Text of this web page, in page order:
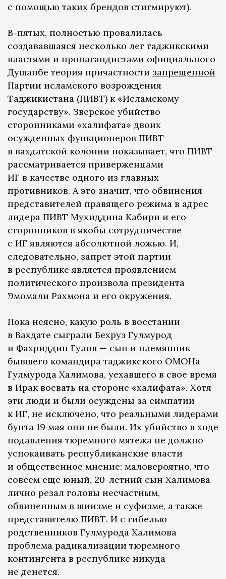
с помощью таких брендов стигмируют).
В-пятых, полностью провалилась
создававшаяся несколько лет таджикскими
властями и пропагандистами официального
Душанбе теория причастности запрещенной
Партии исламского возрождения
Таджикистана (ПИВТ) к «Исламскому
государству». Зверское убийство
сторонниками «халифата» двоих
осужденных функционеров ПИВТ
в вахдатской колонии показывает, что ПИВТ
рассматривается приверженцами
ИГ в качестве одного из главных
противников. А это значит, что обвинения
представителей правящего режима в адрес
лидера ПИВТ Мухиддина Кабири и его
сторонников в якобы сотрудничестве
с ИГ являются абсолютной ложью. И,
следовательно, запрет этой партии
в республике является проявлением
политического произвола президента
Эмомали Рахмона и его окружения.
Пока неясно, какую роль в восстании
в Вахдате сыграли Бехруз Гулмурод
и Фахриддин Гулов — сын и племянник
бывшего командира таджикского ОМОНа
Гулмурода Халимова, уехавшего в свое время
в Ирак воевать на стороне «халифата». Хотя
эти люди и были осуждены за симпатии
к ИГ, не исключено, что реальными лидерами
бунта 19 мая они не были. Их убийство в ходе
подавления тюремного мятежа не должно
успокаивать республиканские власти
и общественное мнение: маловероятно, что
совсем еще юный, 20-летний сын Халимова
лично резал головы несчастным,
обвиненным в шиизме и суфизме, а также
представителю ПИВТ. И с гибелью
родственников Гулмурода Халимова
проблема радикализации тюремного
контингента в республике никуда
не денется.